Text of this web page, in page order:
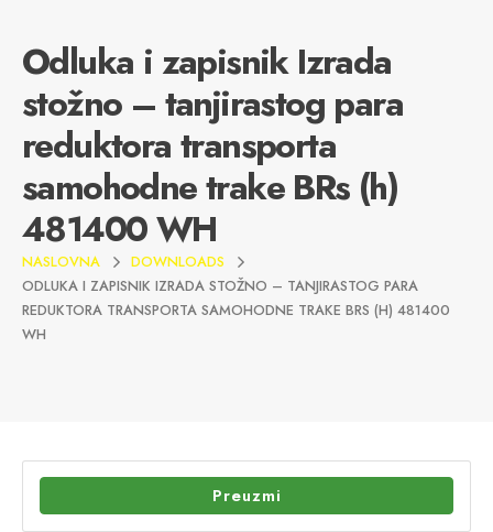
Odluka i zapisnik Izrada
stožno – tanjirastog para
reduktora transporta
samohodne trake BRs (h)
481400 WH
NASLOVNA
DOWNLOADS
ODLUKA I ZAPISNIK IZRADA STOŽNO – TANJIRASTOG PARA
REDUKTORA TRANSPORTA SAMOHODNE TRAKE BRS (H) 481400
WH
Preuzmi